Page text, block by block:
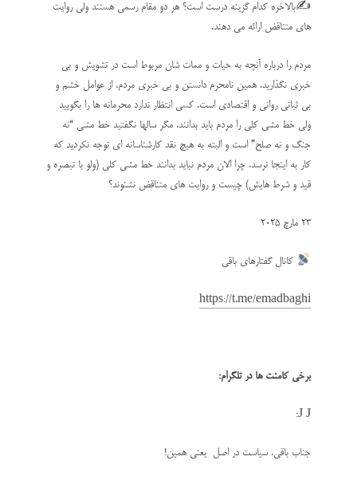
✍️بالاخره کدام‌ گزینه درست است؟ هر دو مقام رسمی هستند ولی روایت
های متناقض ارائه می دهند.
مردم را درباره آنچه به حیات و ممات شان مربوط است در تشویش و بی
خبری نگذارید. همین نامحرم دانستن و بی خبری مردم، از عوامل خشم و
بی ثباتی روانی و اقتصادی است. کسی انتظار ندارد محرمانه ها را بگویید
ولی خط مشی کلی را مردم باید بدانند. مگر سالها نگفتید خط مشی “نه
جنگ و نه صلح” است و البته به هیچ نقد کارشناسانه ای توجه نکردید که
کار به اینجا نرسد. چرا الان مردم‌ نباید بدانند خط مشی کلی (ولو با تبصره و
قید و شرط هایش) چیست و روایت های متناقض نشنوند؟
23 مارچ 2025
کانال گفتارهای باقی
https://t.me/emadbaghi
برخی کامنت ها در تلگرام:
J J:
جناب باقی، سیاست در اصل یعنی همین!